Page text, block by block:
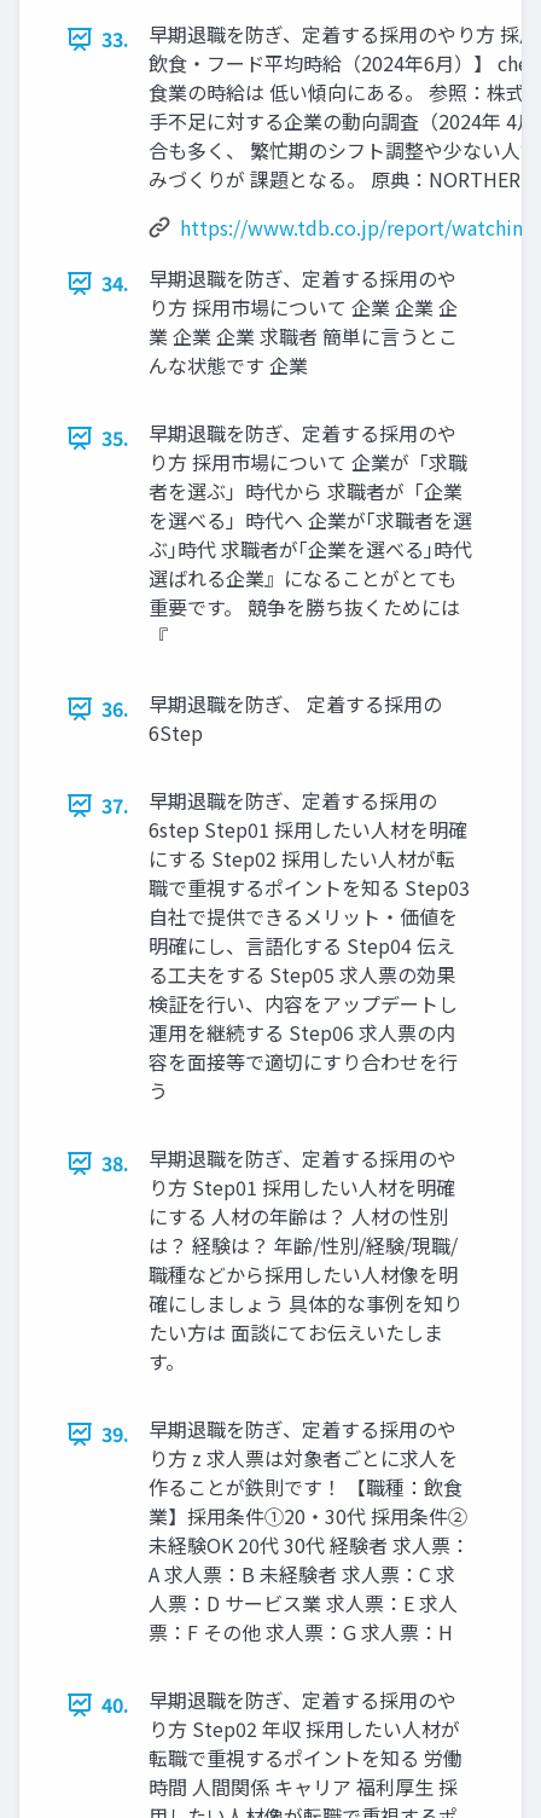
33.
早期退職を防ぎ、定着する採用のやり方 採
飲⾷‧フード平均時給（2024年6⽉）】
⾷業の時給は 低い傾向にある。 参照：株式
手不足に対する企業の動向調査（2024年 4
合も多く、 繁忙期のシフト調整や少ない⼈
みづくりが 課題となる。 原典：
https://www.tdb.co.jp/report/
34.
早期退職を防ぎ、定着する採用のや
り方 採⽤市場について 企業 企業 企
業 企業 企業 求職者 簡単に⾔うとこ
んな状態です 企業
35.
早期退職を防ぎ、定着する採用のや
り方 採⽤市場について 企業が「求職
者を選ぶ」時代から 求職者が「企業
を選べる」時代へ 企業が｢求職者を選
ぶ｣時代 求職者が｢企業を選べる｣時代
選ばれる企業』になることがとても
重要です。 競争を勝ち抜くためには
『
36.
早期退職を防ぎ、 定着する採⽤の
6Step
37.
早期退職を防ぎ、定着する採⽤の
6step Step01 採⽤したい⼈材を明確
にする Step02 採⽤したい⼈材が転
職で重視するポイントを知る Step03
⾃社で提供できるメリット‧価値を
明確にし、⾔語化する Step04 伝え
る⼯夫をする Step05 求⼈票の効果
検証を⾏い、内容をアップデートし
運⽤を継続する Step06 求⼈票の内
容を⾯接等で適切にすり合わせを⾏
う
38.
早期退職を防ぎ、定着する採⽤のや
り⽅ Step01 採⽤したい⼈材を明確
にする ⼈材の年齢は？ ⼈材の性別
は？ 経験は？ 年齢/性別/経験/現職/
職種などから採⽤したい⼈材像を明
確にしましょう 具体的な事例を知り
たい⽅は ⾯談にてお伝えいたしま
す。
39.
早期退職を防ぎ、定着する採⽤のや
り⽅ z 求⼈票は対象者ごとに求⼈を
作ることが鉄則です！ 【職種：飲⾷
業】採⽤条件①20‧30代 採⽤条件②
未経験OK 20代 30代 経験者 求⼈票：
A 求⼈票：B 未経験者 求⼈票：C 求
⼈票：D サービス業 求⼈票：E 求⼈
票：F その他 求⼈票：G 求⼈票：H
40.
早期退職を防ぎ、定着する採⽤のや
り⽅ Step02 年収 採⽤したい⼈材が
転職で重視するポイントを知る 労働
時間 ⼈間関係 キャリア 福利厚⽣ 採